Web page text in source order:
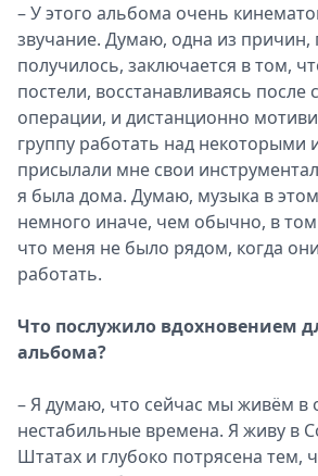
– У этого альбома очень
звучание. Думаю, одна из причин,
получилось, заключается в том,
постели, восстанавливаясь после
операции, и дистанционно
группу работать над некоторыми
присылали мне свои
я была дома. Думаю, музыка в
немного иначе, чем обычно, в
что меня не было рядом, когда
работать.
Что послужило вдохновением
альбома?
– Я думаю, что сейчас мы живём в
нестабильные времена. Я живу в
Штатах и глубоко потрясена тем,